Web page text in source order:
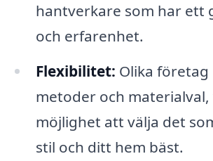
hantverkare som har ett
och erfarenhet.
Flexibilitet: Olika företag
metoder och
möjlighet att välja det
stil och ditt hem bäst.